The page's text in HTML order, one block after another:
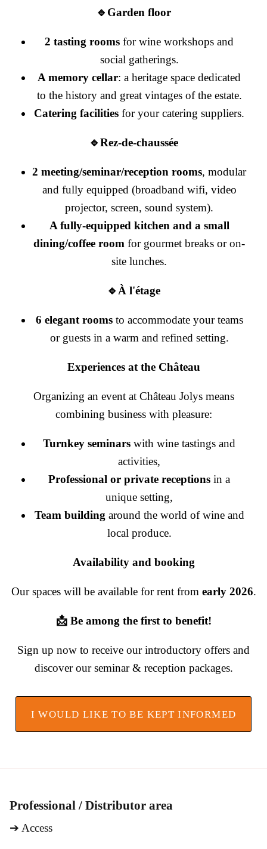
🔹Garden floor
2 tasting rooms for wine workshops and
social gatherings.
A memory cellar: a heritage space dedicated
to the history and great vintages of the estate.
Catering facilities for your catering suppliers.
🔹Rez-de-chaussée
2 meeting/seminar/reception rooms, modular
and fully equipped (broadband wifi, video
projector, screen, sound system).
A fully-equipped kitchen and a small
dining/coffee room for gourmet breaks or on-
site lunches.
🔹À l'étage
6 elegant roomsto accommodate your teams
or guests in a warm and refined setting.
Experiences at the Château
Organizing an event at Château Jolys means
combining business with pleasure:
Turnkey seminars with wine tastings and
activities,
Professional or private receptions in a
unique setting,
Team buildingaround the world of wine and
local produce.
Availability and booking
Our spaces will be available for rent from early 2026.
📩 Be among the first to benefit!
Sign up now to receive our introductory offers and
discover our seminar & reception packages.
I WOULD LIKE TO BE KEPT INFORMED
Professional / Distributor area
➔ Access